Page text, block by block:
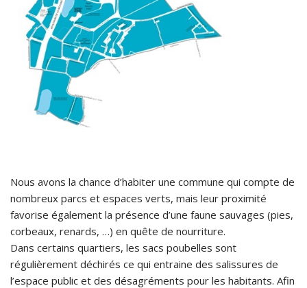
Nous avons la chance d’habiter une commune qui compte de
nombreux parcs et espaces verts, mais leur proximité
favorise également la présence d’une faune sauvages (pies,
corbeaux, renards, …) en quête de nourriture.
Dans certains quartiers, les sacs poubelles sont
régulièrement déchirés ce qui entraine des salissures de
l’espace public et des désagréments pour les habitants. Afin